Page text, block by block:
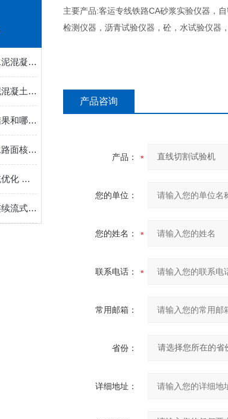
延长透水路面使用寿命，水泥混凝土透水系数现场复检技巧
影响透水效果的因素，水泥混凝土透水系数高低成因分析
水泥胶砂流动度测定仪的结果和哪些方面有关
水泥混凝土透水系数：透水路面核心性能指标检测方法详解
连续流式离心机气密封系统优化 满足高洁净/有毒介质工况新标要求
GB/T 30099-2025新标下 连续流式离心机转鼓动平衡校验的技术规范与实操要点
主要产品:客运专线铁路CA砂浆实验仪器，
检测仪器，沥青试验仪器，砼，水试验仪器
产品咨询
产品：
您的单位：
您的姓名：
联系电话：
常用邮箱：
省份：
详细地址：